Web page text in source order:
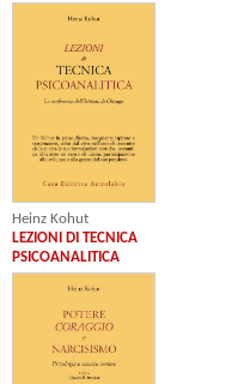
Heinz Kohut
LEZIONI DI TECNICA
PSICOANALITICA